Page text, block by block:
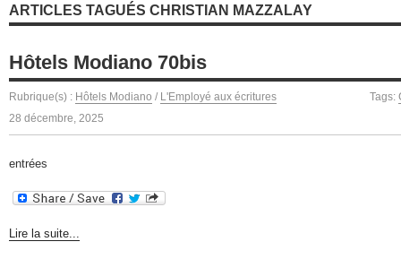
ARTICLES TAGUÉS CHRISTIAN MAZZALAY
Hôtels Modiano 70bis
Rubrique(s) : Hôtels Modiano / L'Employé aux écritures Tags:
28 décembre, 2025
entrées
Lire la suite...